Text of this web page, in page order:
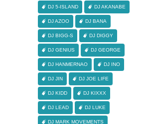
DJ 5-ISLAND DJ AKANABE
DJ AZOO DJ BANA
DJ BIGG-S DJ DIGGY
DJ GENIUS DJ GEORGE
DJ HANMERNAO DJ INO
DJ JIN DJ JOE LIFE
DJ KIDD DJ KIXXX
DJ LEAD DJ LUKE
DJ MARK MOVEMENTS